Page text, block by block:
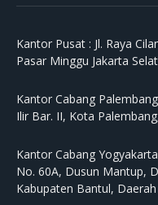
Kantor Pusat : Jl. Raya
Pasar Minggu Jakarta
Kantor Cabang
Ilir Bar. II, Kota
Kantor Cabang
No. 60A, Dusun Mantup,
Kabupaten Bantul,